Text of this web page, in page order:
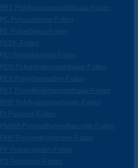
PBT Polybutylenterephthalat-Folien
PC Polycarbonat-Folien
PE Polyethylen-Folien
PEEK-Folien
PEI Polyetherimid-Folien
PEN Polyethylennaphthalat-Folien
PES Polyethersulfon-Folien
PET Polyethylenterephthalat-Folien
PHB Polyhydroxybutyrate-Folien
PI Polyimid-Folien
PMMA Polymethylmethacrylat-Folien
PMP Polymethylpenten-Folien
PP Polypropylen-Folien
PS Polystyrol-Folien